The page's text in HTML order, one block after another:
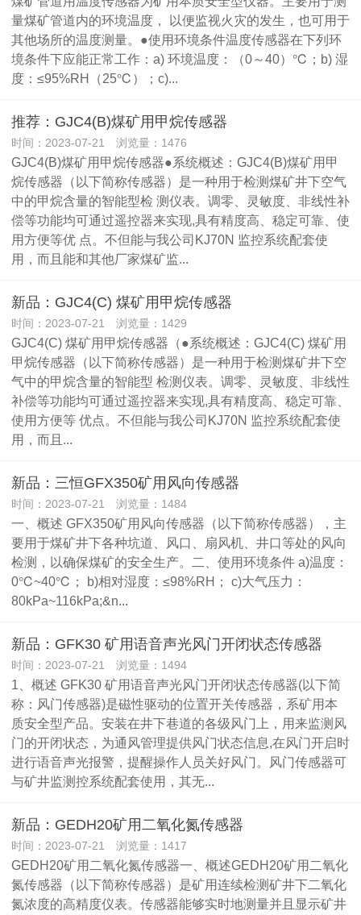
量煤矿管道内的环境温度， 以便监视火灾的发生，也可用于
其他场所的温度测量。●使用环境条件温度传感器在下列环
境条件下应能正常工作：a) 环境温度：（0～40）℃；b) 湿
度：≤95%RH（25℃）；c)...
推荐：GJC4(B)煤矿用甲烷传感器
时间：2023-07-21 浏览量：1476
GJC4(B)煤矿用甲烷传感器●系统概述：GJC4(B)煤矿用甲
烷传感器（以下简称传感器）是一种用于检测煤矿井下空气
中的甲烷含量的智能型检 测仪表。调零、灵敏度、非线性补
偿等功能均可通过遥控器来实现,具有精度高、稳定可靠、使
用方便等优 点。不但能与我公司KJ70N 监控系统配套使
用，而且能和其他厂家煤矿监...
新品：GJC4(C) 煤矿用甲烷传感器
时间：2023-07-21 浏览量：1429
GJC4(C) 煤矿用甲烷传感器（●系统概述：GJC4(C) 煤矿用
甲烷传感器（以下简称传感器）是一种用于检测煤矿井下空
气中的甲烷含量的智能型 检测仪表。调零、灵敏度、非线性
补偿等功能均可通过遥控器来实现,具有精度高、稳定可靠、
使用方便等 优点。不但能与我公司KJ70N 监控系统配套使
用，而且...
新品：三恒GFX350矿用风向传感器
时间：2023-07-21 浏览量：1484
一、概述 GFX350矿用风向传感器（以下简称传感器），主
要用于煤矿井下各种坑道、风口、扇风机、井口等处的风向
检测，以确保煤矿的安全生产。二、使用环境条件 a)温度：
0℃~40℃； b)相对湿度：≤98%RH； c)大气压力：
80kPa~116kPa;&n...
新品：GFK30 矿用语音声光风门开闭状态传感器
时间：2023-07-21 浏览量：1494
1、概述 GFK30 矿用语音声光风门开闭状态传感器(以下简
称：风门传感器)是磁性驱动的位置开关传感器，系矿用本
质安全型产品。安装在井下巷道的各级风门上，用来监测风
门的开闭状态，为通风管理提供风门状态信息,在风门开启时
进行语音声光报警，提醒操作人员关好风门。风门传感器可
与矿井监测控系统配套使用，其无...
新品：GEDH20矿用二氧化氮传感器
时间：2023-07-21 浏览量：1417
GEDH20矿用二氧化氮传感器一、概述GEDH20矿用二氧化
氮传感器（以下简称传感器）是矿用连续检测矿井下二氧化
氮浓度的高精度仪表。传感器能够实时地测量并且显示矿井